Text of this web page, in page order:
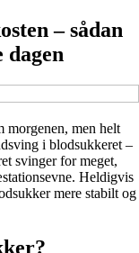
– sådan
dagen
morgenen, men helt
i blodsukkeret –
svinger for meget,
Heldigvis
mere stabilt og